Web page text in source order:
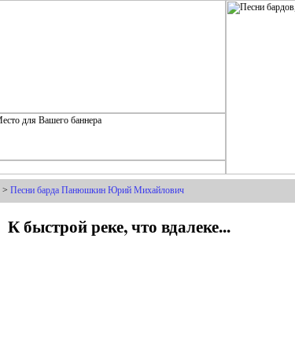
> Песни барда Панюшкин Юрий Михайлович
К быстрой реке, что вдалеке...